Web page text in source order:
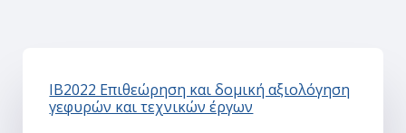
IB2022 Επιθεώρηση και δομική αξιολόγηση
γεφυρών και τεχνικών έργων